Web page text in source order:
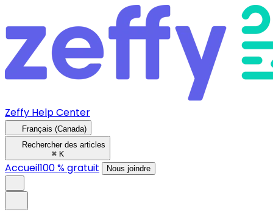
Zeffy Help Center
Français (Canada)
Rechercher des articles
⌘ K
Accueil100 % gratuit Nous joindre